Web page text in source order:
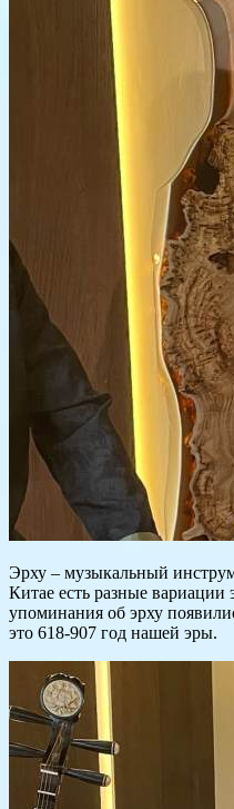
Эрху – музыкальный
Китае есть разные
упоминания об эрху
это 618-907 год нашей эры.